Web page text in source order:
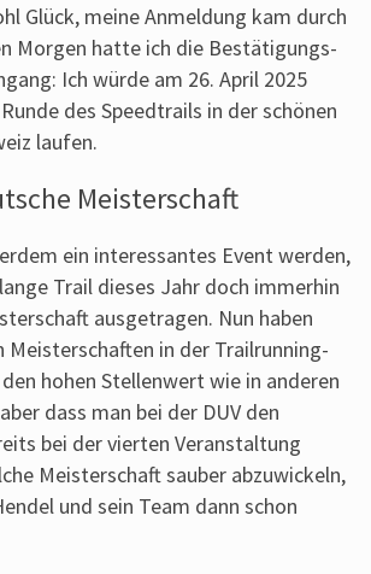
Glück, meine Anmeldung kam durch
Morgen hatte ich die Bestätigungs-
Ich würde am 26. April 2025
des Speedtrails in der schönen
laufen.
Meisterschaft
ein interessantes Event werden,
Trail dieses Jahr doch immerhin
ausgetragen. Nun haben
Meisterschaften in der Trailrunning-
hohen Stellenwert wie in anderen
dass man bei der DUV den
bei der vierten Veranstaltung
Meisterschaft sauber abzuwickeln,
und sein Team dann schon